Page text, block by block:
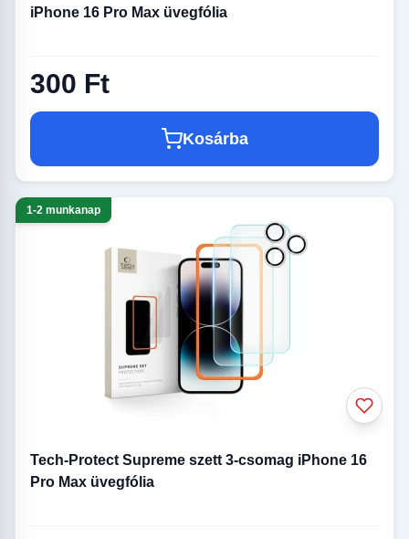
iPhone 16 Pro Max üvegfólia
300 Ft
Kosárba
1-2 munkanap
Tech-Protect Supreme szett 3-csomag iPhone 16
Pro Max üvegfólia